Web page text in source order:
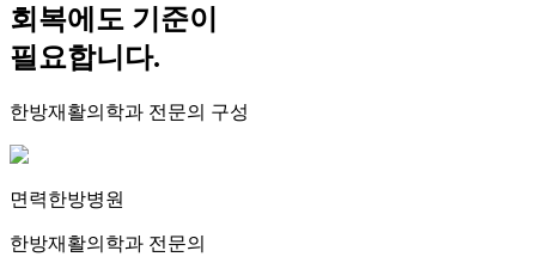
회복에도 기준이
필요합니다.
한방재활의학과 전문의 구성
면력한방병원
한방재활의학과 전문의